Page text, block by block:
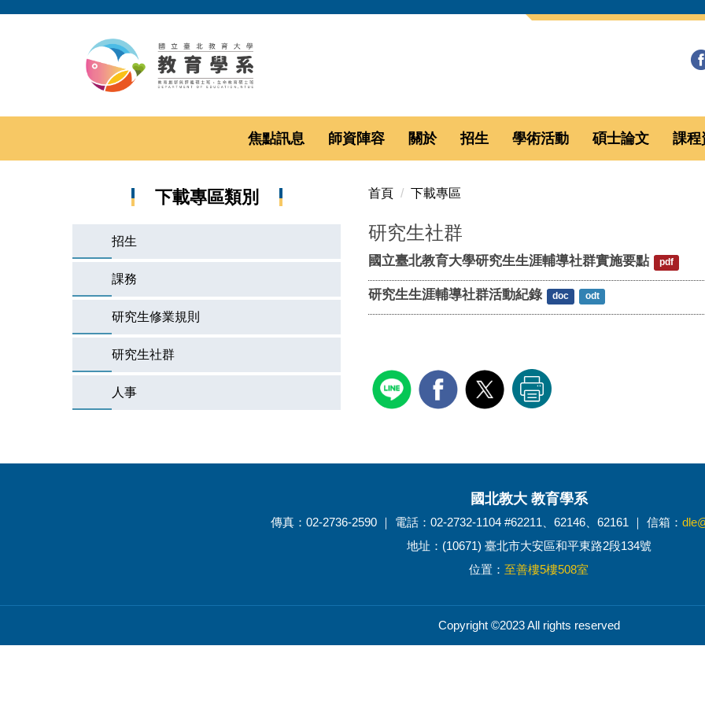
跳
焦點訊息 師資陣容 關於 招生 學術活動 碩士論文 課程
下載專區類別
招生
課務
研究生修業規則
研究生社群
人事
首頁 下載專區
研究生社群
國立臺北教育大學研究生生涯輔導社群實施要點 pdf
研究生生涯輔導社群活動紀錄 doc odt
國北教大 教育學系
傳真：02-2736-2590 ｜ 電話：02-2732-1104 #62211、62146、62161 ｜ 信箱：
地址：(10671) 臺北市大安區和平東路2段134號
位置： 至善樓5樓508室
Copyright ©2023 All rights reserved